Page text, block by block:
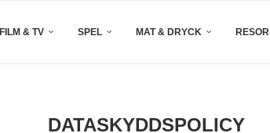
FILM & TV SPEL MAT & DRYCK RESOR
DATASKYDDSPOLICY